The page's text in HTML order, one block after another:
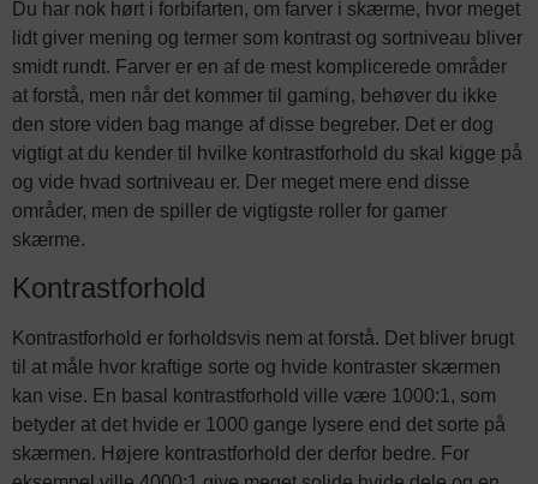
Du har nok hørt i forbifarten, om farver i skærme, hvor meget
lidt giver mening og termer som kontrast og sortniveau bliver
smidt rundt. Farver er en af de mest komplicerede områder
at forstå, men når det kommer til gaming, behøver du ikke
den store viden bag mange af disse begreber. Det er dog
vigtigt at du kender til hvilke kontrastforhold du skal kigge på
og vide hvad sortniveau er. Der meget mere end disse
områder, men de spiller de vigtigste roller for gamer
skærme.
Kontrastforhold
Kontrastforhold er forholdsvis nem at forstå. Det bliver brugt
til at måle hvor kraftige sorte og hvide kontraster skærmen
kan vise. En basal kontrastforhold ville være 1000:1, som
betyder at det hvide er 1000 gange lysere end det sorte på
skærmen. Højere kontrastforhold der derfor bedre. For